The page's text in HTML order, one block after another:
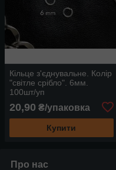
Кільце з'єднувальне. Колір
"світле срібло". 6мм.
100шт/уп
20,90 ₴/упаковка
Купити
Про нас